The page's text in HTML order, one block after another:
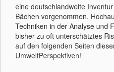
eine deutschlandweite
Bächen vorgenommen.
Techniken in der Analyse und
bisher zu oft unterschätztes
auf den folgenden Seiten
UmweltPerspektiven!